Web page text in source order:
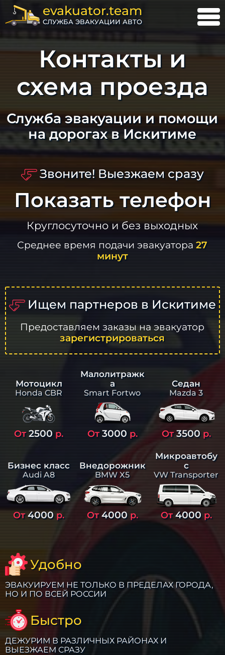
evakuator.team
СЛУЖБА ЭВАКУАЦИИ АВТО
Контакты и
схема проезда
Служба эвакуации и помощи
на дорогах в Искитиме
Звоните! Выезжаем сразу
Показать телефон
Круглосуточно и без выходных
Среднее время подачи эвакуатора27
минут
Ищем партнеров в Искитиме
Предоставляем заказы на эвакуатор
зарегистрироваться
Мотоцикл
Honda CBR
От2500р.
Малолитражк
а
Smart Fortwo
От3000р.
Седан
Mazda 3
От3500р.
Бизнес класс
Audi A8
От4000р.
Внедорожник
BMW X5
От4000р.
Микроавтобу
с
VW Transporter
От4000р.
Удобно
ЭВАКУИРУЕМ НЕ ТОЛЬКО В ПРЕДЕЛАХ ГОРОДА,
НО И ПО ВСЕЙ РОССИИ
Быстро
ДЕЖУРИМ В РАЗЛИЧНЫХ РАЙОНАХ И
ВЫЕЗЖАЕМ СРАЗУ